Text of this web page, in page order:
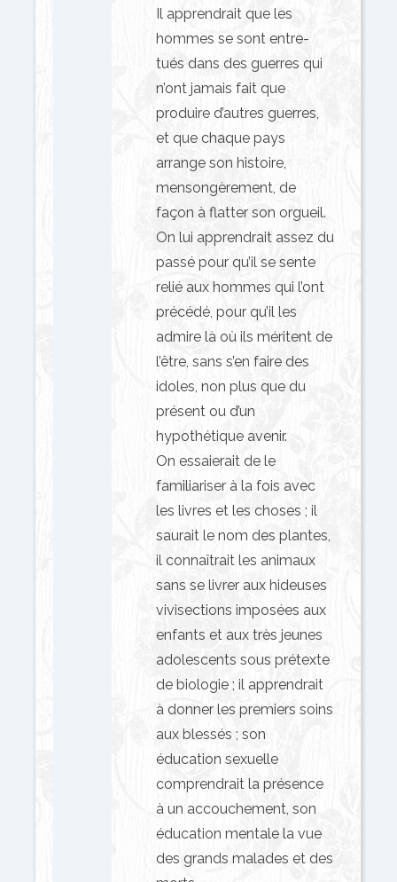
Il apprendrait que les
hommes se sont entre-
tués dans des guerres qui
n’ont jamais fait que
produire d’autres guerres,
et que chaque pays
arrange son histoire,
mensongèrement, de
façon à flatter son orgueil.
On lui apprendrait assez du
passé pour qu’il se sente
relié aux hommes qui l’ont
précédé, pour qu’il les
admire là où ils méritent de
l’être, sans s’en faire des
idoles, non plus que du
présent ou d’un
hypothétique avenir.
On essaierait de le
familiariser à la fois avec
les livres et les choses ; il
saurait le nom des plantes,
il connaîtrait les animaux
sans se livrer aux hideuses
vivisections imposées aux
enfants et aux très jeunes
adolescents sous prétexte
de biologie ; il apprendrait
à donner les premiers soins
aux blessés ; son
éducation sexuelle
comprendrait la présence
à un accouchement, son
éducation mentale la vue
des grands malades et des